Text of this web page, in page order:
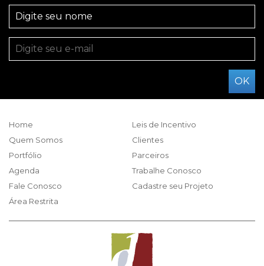
Home
Quem Somos
Portfólio
Leis de Incentivo
Clientes
Parceiros
Agenda
Fale Conosco
Área Restrita
Trabalhe Conosco
Cadastre seu Projeto